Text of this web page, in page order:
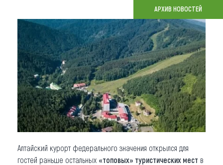
Что привезти (сувениры)
О регионе
Коллекция впечатлений
Другие рубрики
АРХИВ НОВОСТЕЙ
Алтайский курорт федерального значения открылся для
гостей раньше остальных «топовых» туристических мест в